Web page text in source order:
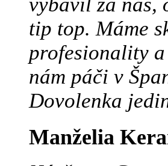
tip top. Máme
profesionality
nám páči v
Dovolenka
Manželia